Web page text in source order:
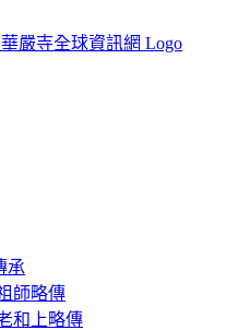
承
師略傳
和上略傳